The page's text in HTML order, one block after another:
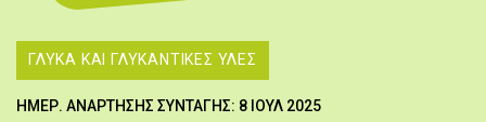
ΓΛΥΚΆ ΚΑΙ ΓΛΥΚΑΝΤΙΚΈΣ ΎΛΕΣ
HΜΕΡ. ΑΝΆΡΤΗΣΗΣ ΣΥΝΤΑΓΉΣ: 8 ΙΟΥΛ 2025